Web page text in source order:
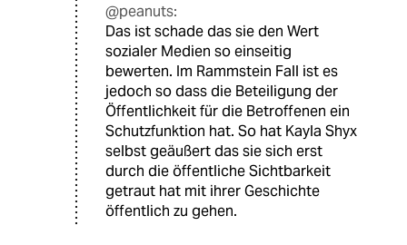
@peanuts:
Das ist schade das sie den Wert
sozialer Medien so einseitig
bewerten. Im Rammstein Fall ist es
jedoch so dass die Beteiligung der
Öffentlichkeit für die Betroffenen ein
Schutzfunktion hat. So hat Kayla Shyx
selbst geäußert das sie sich erst
durch die öffentliche Sichtbarkeit
getraut hat mit ihrer Geschichte
öffentlich zu gehen.